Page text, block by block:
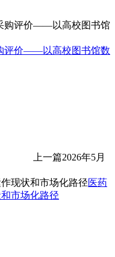
评价——以高校图书馆数
上一篇2026年5月
医药
市场化路径